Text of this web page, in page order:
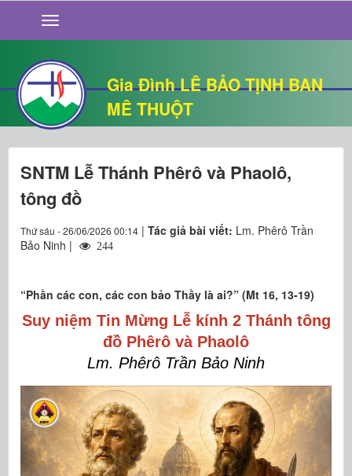
Gia Đình LÊ BẢO TỊNH BAN
MÊ THUỘT
GIỚI THIỆU
TIN TỨC
SỐNG ĐẠO
CHUYỆN NHÀ
QUÁN VĂN
THƯ GIÃN
SNTM Lễ Thánh Phêrô và Phaolô,
tông đồ
Thứ sáu - 26/06/2026 00:14 | Tác giả bài viết: Lm. Phêrô Trần
Bảo Ninh |
244
“Phần các con, các con bảo Thầy là ai?” (Mt 16, 13-19)
Suy niệm Tin Mừng Lễ kính 2 Thánh tông
đồ Phêrô và Phaolô
Lm. Phêrô Trần Bảo Ninh